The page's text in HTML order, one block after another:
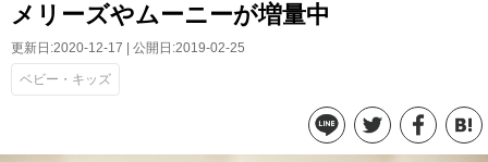
メリーズやムーニーが増量中
更新日:2020-12-17 | 公開日:2019-02-25
ベビー・キッズ